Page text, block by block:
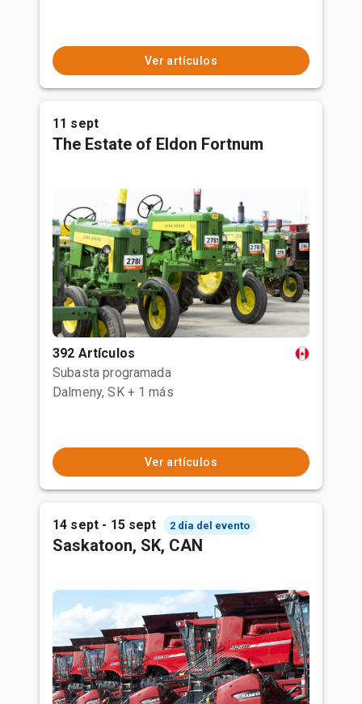
Ver artículos
11 sept
The Estate of Eldon Fortnum
392 Artículos
Subasta programada
Dalmeny, SK + 1 más
Ver artículos
14 sept - 15 sept 2 día del evento
Saskatoon, SK, CAN